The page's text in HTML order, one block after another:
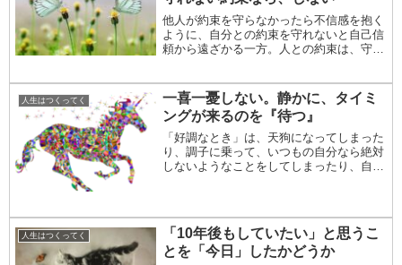
他人が約束を守らなかったら不信感を抱く
ように、自分との約束を守れないと自己信
頼から遠ざかる一方。人との約束は、守る
安易な気持ちで結んでしまっていません
か？
人生はつくってく
一喜一憂しない。静かに、タイミ
ングが来るのを『待つ』
「好調なとき」は、天狗になってしまった
り、調子に乗って、いつもの自分なら絶対
しないようなことをしてしまったり、自分
あった時でも...
人生はつくってく
「10年後もしていたい」と思うこ
とを「今日」したかどうか